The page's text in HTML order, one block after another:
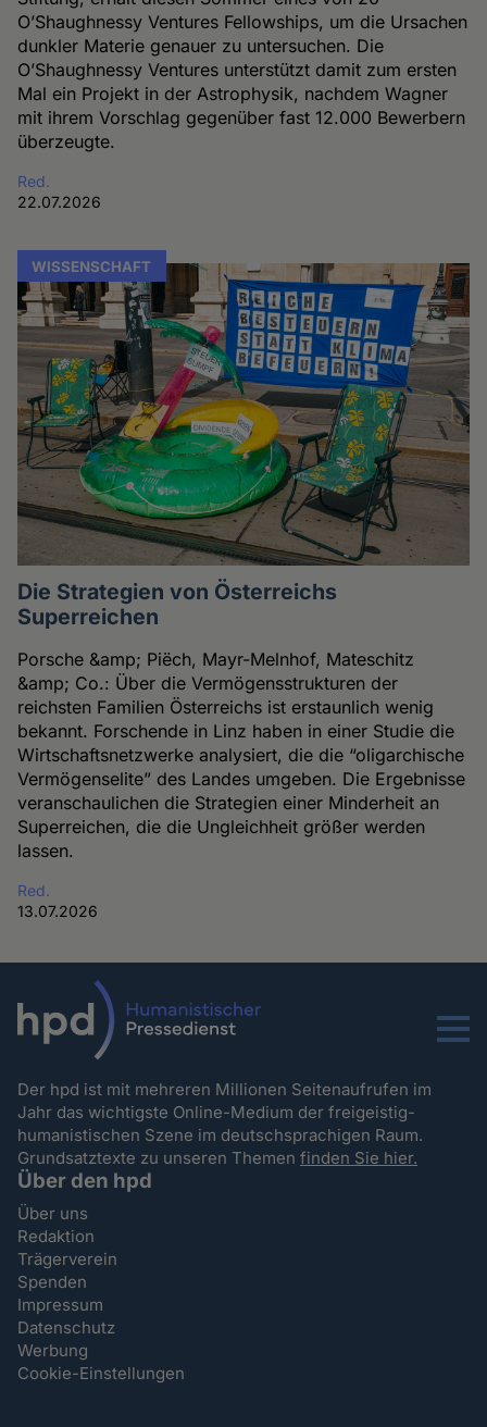
O’Shaughnessy Ventures Fellowships, um die Ursachen
dunkler Materie genauer zu untersuchen. Die
O’Shaughnessy Ventures unterstützt damit zum ersten
Mal ein Projekt in der Astrophysik, nachdem Wagner
mit ihrem Vorschlag gegenüber fast 12.000 Bewerbern
überzeugte.
Red.
22.07.2026
WISSENSCHAFT
Die Strategien von Österreichs
Superreichen
Porsche &amp; Piëch, Mayr-Melnhof, Mateschitz
&amp; Co.: Über die Vermögensstrukturen der
reichsten Familien Österreichs ist erstaunlich wenig
bekannt. Forschende in Linz haben in einer Studie die
Wirtschaftsnetzwerke analysiert, die die “oligarchische
Vermögenselite” des Landes umgeben. Die Ergebnisse
veranschaulichen die Strategien einer Minderheit an
Superreichen, die die Ungleichheit größer werden
lassen.
Red.
13.07.2026
Menu
Der hpd ist mit mehreren Millionen Seitenaufrufen im
Jahr das wichtigste Online-Medium der freigeistig-
humanistischen Szene im deutschsprachigen Raum.
Grundsatztexte zu unseren Themenfinden Sie hier.
Über den hpd
Über uns
Redaktion
Trägerverein
Spenden
Impressum
Datenschutz
Werbung
Cookie-Einstellungen